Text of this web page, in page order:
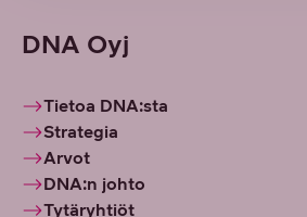
DNA Oyj
Tietoa DNA:sta
Strategia
Arvot
DNA:n johto
Tytäryhtiöt